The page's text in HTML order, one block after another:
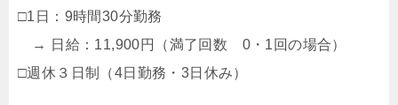
□1日：9時間30分勤務
→ 日給：11,900円（満了回数 0・1回の場合）
□週休３日制（4日勤務・3日休み）